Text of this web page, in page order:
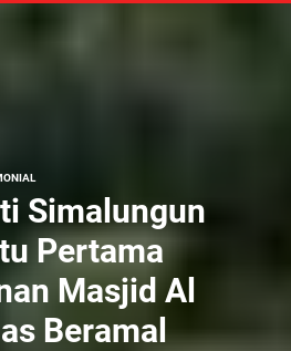
Simalungun
Pertama
Masjid Al
Beramal